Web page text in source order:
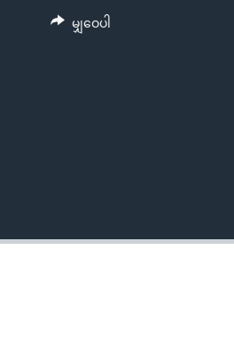
ရန်
မကြေးမုံရဲ့ အင်္ဂလိပ်စာ
ရေဒီယို
ရေဒီယိုနှင့်ရုပ်သံ အချက်အလက်များ
မျှဝေပါ